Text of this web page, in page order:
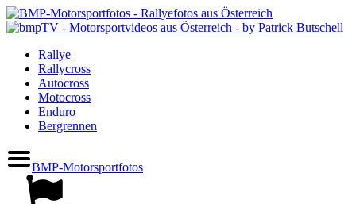
Rallye
Rallycross
Autocross
Motocross
Enduro
Bergrennen
BMP-Motorsportfotos